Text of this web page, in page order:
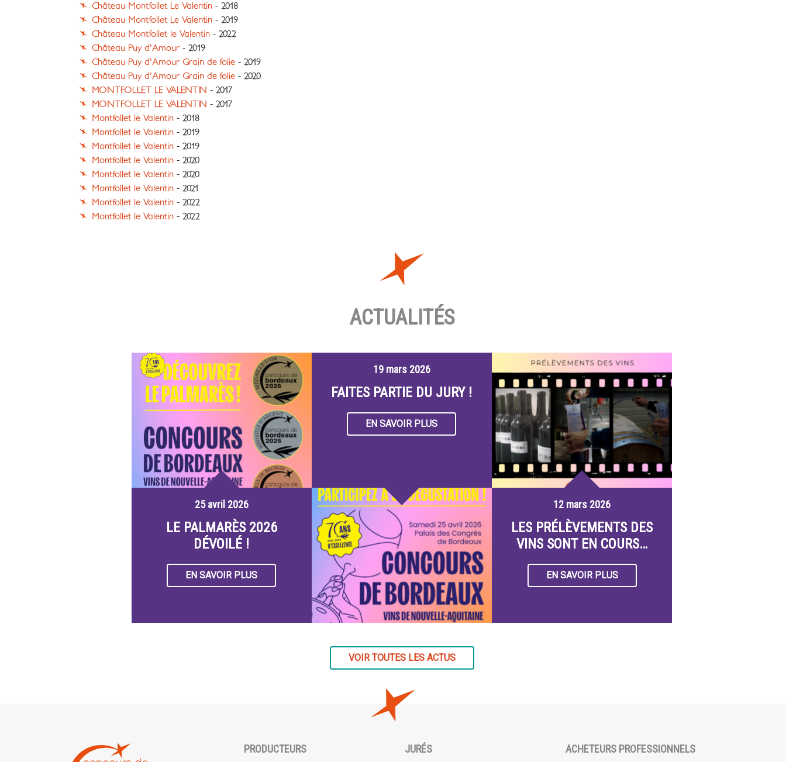
Château Montfollet Le Valentin - 2018
Château Montfollet Le Valentin - 2019
Château Montfollet le Valentin - 2022
Château Puy d'Amour - 2019
Château Puy d'Amour Grain de folie - 2019
Château Puy d'Amour Grain de folie - 2020
MONTFOLLET LE VALENTIN - 2017
MONTFOLLET LE VALENTIN - 2017
Montfollet le Valentin - 2018
Montfollet le Valentin - 2019
Montfollet le Valentin - 2019
Montfollet le Valentin - 2020
Montfollet le Valentin - 2020
Montfollet le Valentin - 2021
Montfollet le Valentin - 2022
Montfollet le Valentin - 2022
ACTUALITÉS
25 avril 2026
LE PALMARÈS 2026
DÉVOILÉ !
EN SAVOIR PLUS
19 mars 2026
FAITES PARTIE DU JURY !
EN SAVOIR PLUS
12 mars 2026
LES PRÉLÈVEMENTS DES
VINS SONT EN COURS…
EN SAVOIR PLUS
VOIR TOUTES LES ACTUS
PRODUCTEURS JURÉS ACHETEURS PROFESSIONNELS